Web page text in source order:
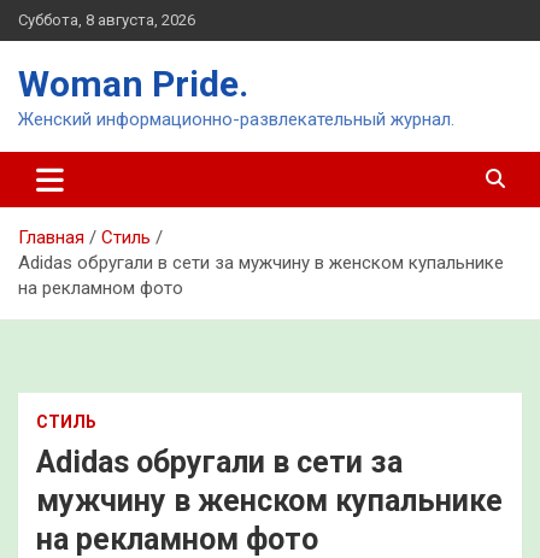
Перейти
к
Суббота, 8 августа, 2026
Woman Pride.
Женский информационно-развлекательный журнал.
Главная
Стиль
Adidas обругали в сети за мужчину в женском купальнике
на рекламном фото
СТИЛЬ
Adidas обругали в сети за
мужчину в женском купальнике
на рекламном фото